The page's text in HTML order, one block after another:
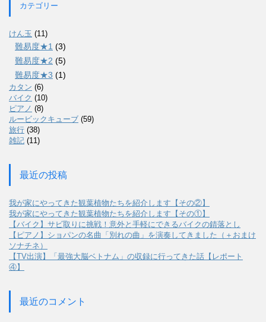
カテゴリー
けん玉 (11)
難易度★1 (3)
難易度★2 (5)
難易度★3 (1)
カタン (6)
バイク (10)
ピアノ (8)
ルービックキューブ (59)
旅行 (38)
雑記 (11)
最近の投稿
我が家にやってきた観葉植物たちを紹介します【その②】
我が家にやってきた観葉植物たちを紹介します【その①】
【バイク】サビ取りに挑戦！意外と手軽にできるバイクの錆落とし
【ピアノ】ショパンの名曲「別れの曲」を演奏してきました（＋おまけ
ソナチネ）
【TV出演】「最強大脳ベトナム」の収録に行ってきた話【レポート
④】
最近のコメント